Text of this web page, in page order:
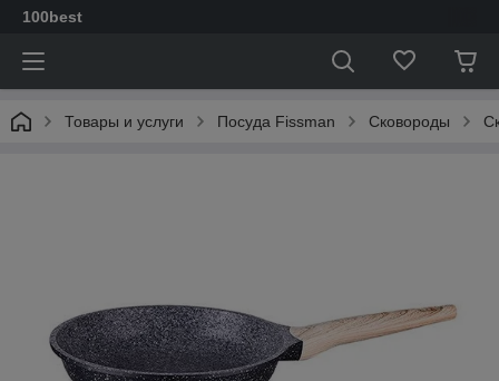
100best
Товары и услуги Посуда Fissman Сковороды